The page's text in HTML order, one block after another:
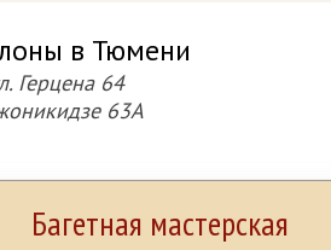
в Тюмени
Герцена 64
63А
Багетная мастерская